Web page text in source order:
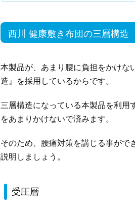
西川 健康敷き布団の三層構造
本製品が、あまり腰に負担をかけな
造』を採用しているからです。
三層構造になっている本製品を利用
をあまりかけないで済みます。
そのため、腰痛対策を講じる事がで
説明しましょう。
受圧層